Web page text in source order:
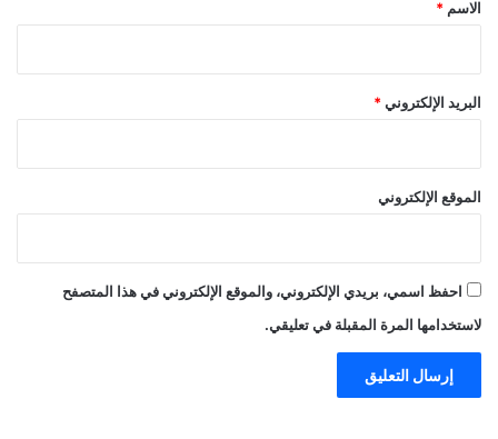
الاسم *
البريد الإلكتروني *
الموقع الإلكتروني
احفظ اسمي، بريدي الإلكتروني، والموقع الإلكتروني في هذا المتصفح
لاستخدامها المرة المقبلة في تعليقي.